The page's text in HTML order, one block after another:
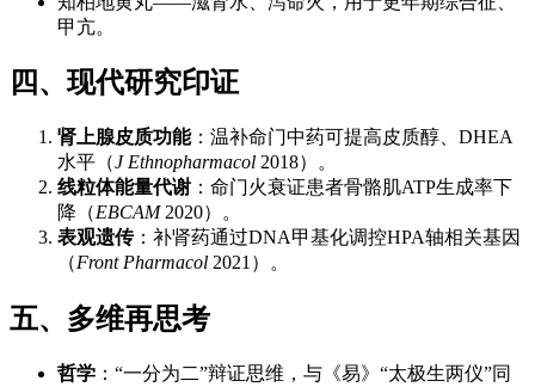
甲亢。
四、现代研究印证
肾上腺皮质功能：温补命门中药可提高皮质醇、DHEA
水平（J Ethnopharmacol 2018）。
线粒体能量代谢 ：命门火衰证患者骨骼肌ATP生成率下
降（EBCAM2020）。
表观遗传：补肾药通过DNA甲基化调控HPA轴相关基因
（Front Pharmacol 2021）。
五、多维再思考
哲学 ：“一分为二”辩证思维，与《易》“太极生两仪”同